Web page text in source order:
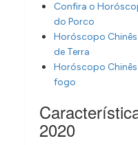
Confira o
do Porco
Horóscopo
de Terra
Horóscopo
fogo
2020